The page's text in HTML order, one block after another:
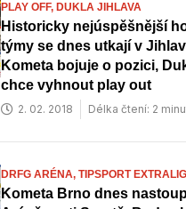
PLAY OFF, DUKLA JIHLAVA
Historicky nejúspěšnější
týmy se dnes utkají v
Kometa bojuje o pozici,
chce vyhnout play out
2. 02. 2018 Délka čtení: 2
DRFG ARÉNA, TIPSPORT
Kometa Brno dnes